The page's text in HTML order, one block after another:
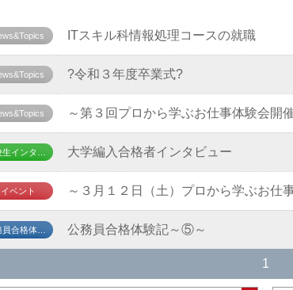
ITスキル科情報処理コースの就職
?令和３年度卒業式?
～第３回プロから学ぶお仕事体験会開
大学編入合格者インタビュー
イベント ～３月１２日（土）プロから学ぶお仕
公務員合格体験記～⑤～
1